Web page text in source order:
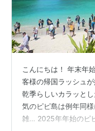
こんにちは！ 年末年
客様の帰国ラッシュ
乾季らしいカラッと
気のピピ島は例年同
雑… 2025年年始のピ